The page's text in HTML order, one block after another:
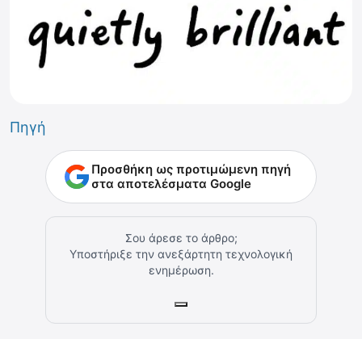
Πηγή
Προσθήκη ως προτιμώμενη πηγή
στα αποτελέσματα Google
Σου άρεσε το άρθρο;
Υποστήριξε την ανεξάρτητη τεχνολογική
ενημέρωση.